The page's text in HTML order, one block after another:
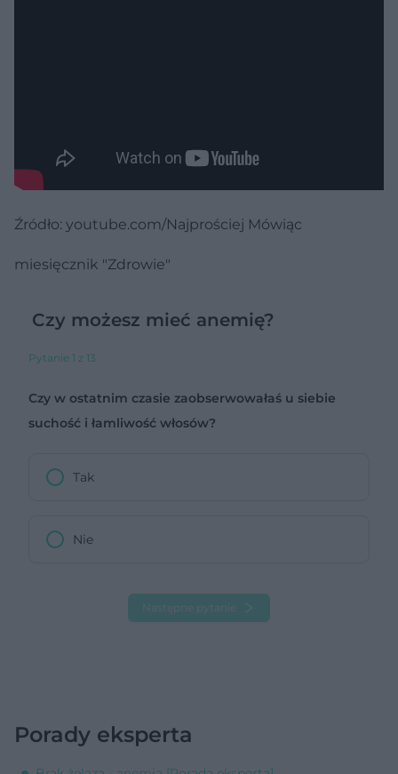
Źródło: youtube.com/Najprościej Mówiąc
miesięcznik "Zdrowie"
Czy możesz mieć anemię?
Pytanie 1 z 13
Czy w ostatnim czasie zaobserwowałaś u siebie
suchość i łamliwość włosów?
Tak
Nie
Następne pytanie
Porady eksperta